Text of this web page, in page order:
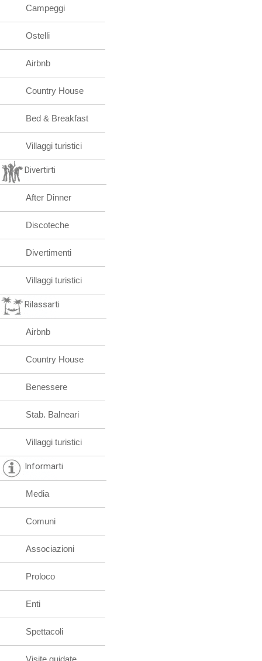
Campeggi
Ostelli
Airbnb
Country House
Bed & Breakfast
Villaggi turistici
Divertirti
After Dinner
Discoteche
Divertimenti
Villaggi turistici
Rilassarti
Airbnb
Country House
Benessere
Stab. Balneari
Villaggi turistici
Informarti
Media
Comuni
Associazioni
Proloco
Enti
Spettacoli
Visite guidate